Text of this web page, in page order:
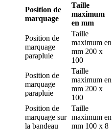
Position de
marquage
Taille
maximum
en mm
Position de
marquage
parapluie
Taille
maximum en
mm 200 x
100
Position de
marquage
parapluie
Taille
maximum en
mm 200 x
100
Position de
marquage sur
la bandeau
Taille
maximum en
mm 100 x 8